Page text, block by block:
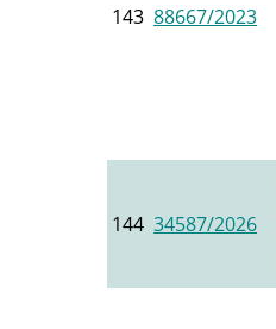
143 88667/2023
144 34587/2026